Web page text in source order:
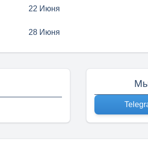
22 Июня
28 Июня
Мы